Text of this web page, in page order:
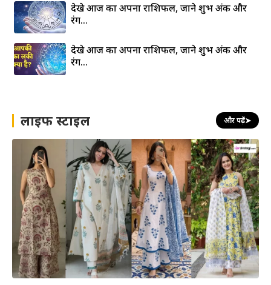
देखे आज का अपना राशिफल, जाने शुभ अंक और
रंग…
देखे आज का अपना राशिफल, जाने शुभ अंक और
रंग…
लाइफ स्टाइल और पढ़ें➤